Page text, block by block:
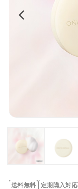
送料無料 定期購入対応